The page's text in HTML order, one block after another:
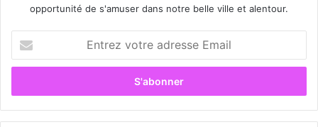
opportunité de s'amuser dans notre belle ville et alentour.
t
e
z